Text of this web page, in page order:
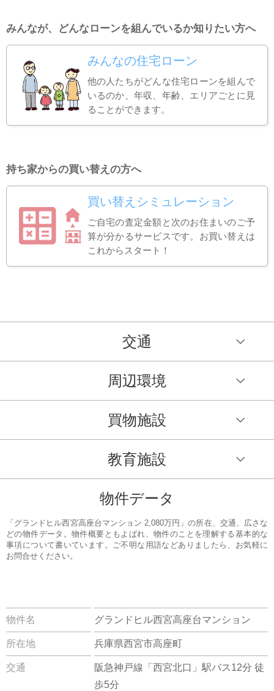
みんなが、どんなローンを組んでいるか知りたい方へ
みんなの住宅ローン
他の人たちがどんな住宅ローンを組んで
いるのか、年収、年齢、エリアごとに見
ることができます。
持ち家からの買い替えの方へ
買い替えシミュレーション
ご自宅の査定金額と次のお住まいのご予
算が分かるサービスです。お買い替えは
これからスタート！
交通
周辺環境
買物施設
教育施設
物件データ
「グランドヒル西宮高座台マンション 2,080万円」の所在、交通、広さな
どの物件データ。物件概要ともよばれ、物件のことを理解する基本的な
事項について書いています。ご不明な用語などありましたら、お気軽に
お問合せください。
物件名 グランドヒル西宮高座台マンション
所在地 兵庫県西宮市高座町
交通
阪急神戸線「西宮北口」駅バス12分 徒
歩5分